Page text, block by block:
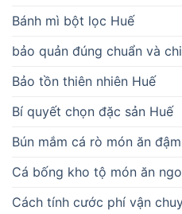
Bánh mì bột lọc Huế
bảo quản đúng chuẩn và
Bảo tồn thiên nhiên Huế
Bí quyết chọn đặc sản Huế
Bún mắm cá rò món ăn
Cá bống kho tộ món ăn
Cách tính cước phí vận